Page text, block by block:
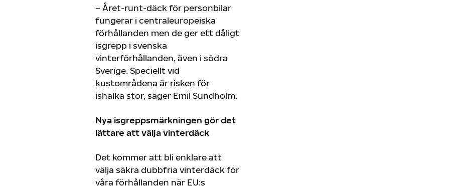
– Året-runt-däck för personbilar
fungerar i centraleuropeiska
förhållanden men de ger ett dåligt
isgrepp i svenska
vinterförhållanden, även i södra
Sverige. Speciellt vid
kustområdena är risken för
ishalka stor, säger Emil Sundholm.
Nya isgreppsmärkningen gör det
lättare att välja vinterdäck
Det kommer att bli enklare att
välja säkra dubbfria vinterdäck för
våra förhållanden när EU:s